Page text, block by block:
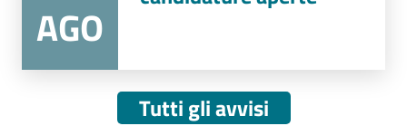
AGO
Tutti gli avvisi